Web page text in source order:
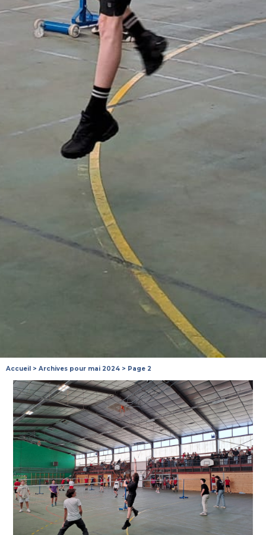
Accueil > Archives pour mai 2024 > Page 2